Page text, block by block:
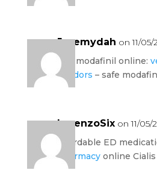
Jeremydah on 11/05/
buy modafinil online:
vendors – safe
LorenzoSix on 11/05/
affordable ED
pharmacyonline